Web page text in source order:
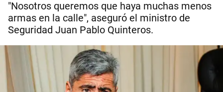
"Nosotros queremos que haya muchas menos
armas en la calle", aseguró el ministro de
Seguridad Juan Pablo Quinteros.